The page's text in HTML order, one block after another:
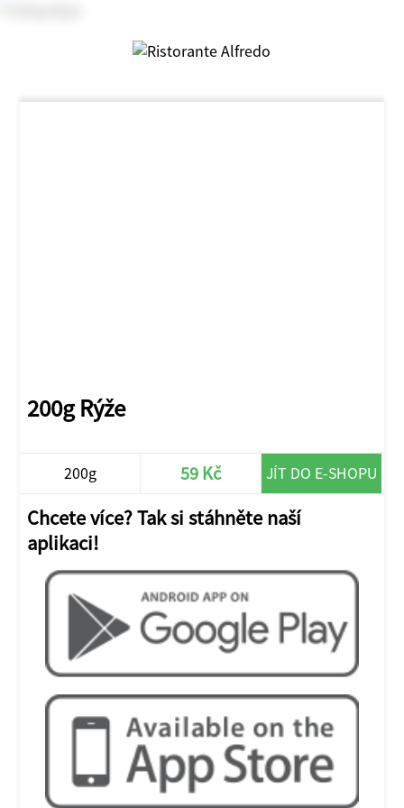
200g Rýže
200g 59 Kč JÍT DO E-SHOPU
Chcete více? Tak si stáhněte naší
aplikaci!